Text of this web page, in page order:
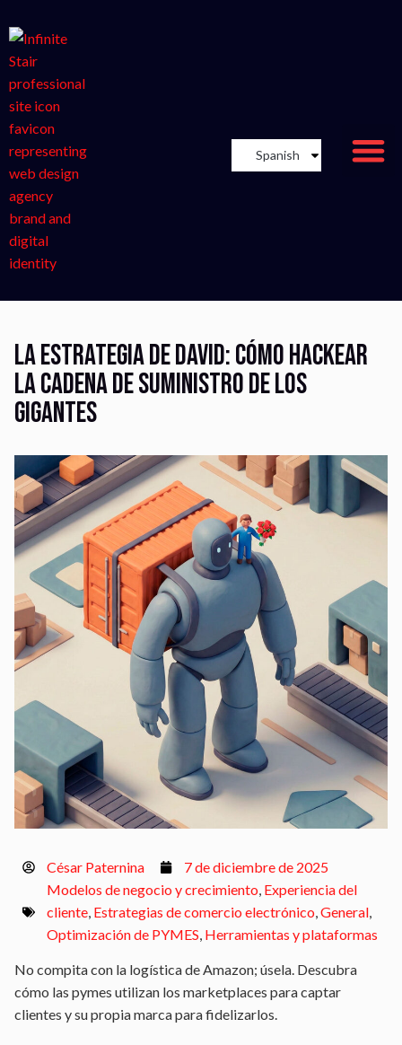
Spanish
La estrategia de David: cómo hackear
la cadena de suministro de los
gigantes
César Paternina
7 de diciembre de 2025
Modelos de negocio y crecimiento, Experiencia del
cliente, Estrategias de comercio electrónico,General,
Optimización de PYMES, Herramientas y plataformas
No compita con la logística de Amazon; úsela. Descubra
cómo las pymes utilizan los marketplaces para captar
clientes y su propia marca para fidelizarlos.